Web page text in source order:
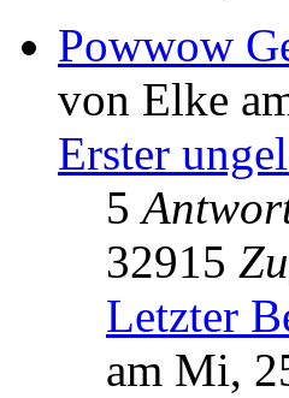
Powwow
von Elke
Erster
5
32915
Letzter
am Mi,